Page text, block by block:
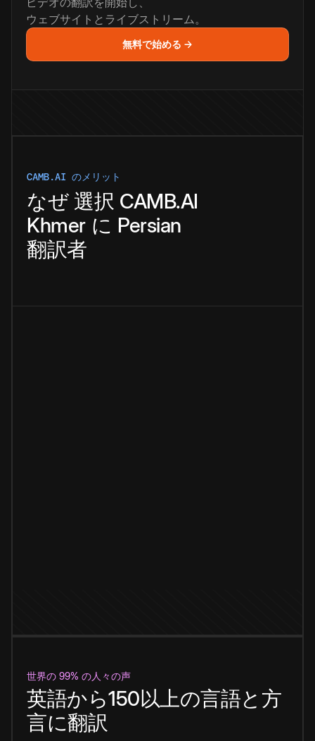
ウェブサイトとライブストリーム。
無料で始める →
CAMB.AI のメリット
なぜ 選択 CAMB.AI
Khmer に Persian
翻訳者
世界の 99% の人々の声
英語から150以上の言語と方
言に翻訳